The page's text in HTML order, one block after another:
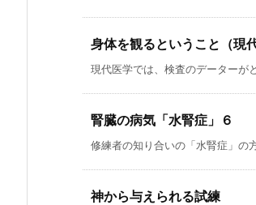
身体を観るということ（現
現代医学では、検査のデーターが
腎臓の病気「水腎症」６
修練者の知り合いの「水腎症」の
神から与えられる試練